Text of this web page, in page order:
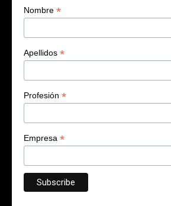
Nombre *
Apellidos *
Profesión *
Empresa *